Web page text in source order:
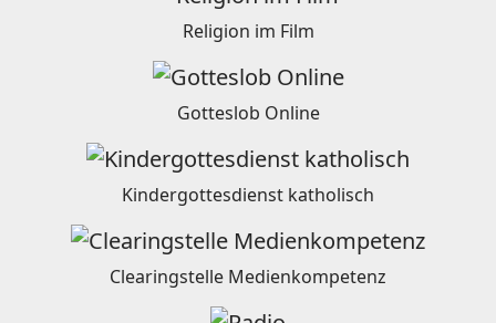
Religion im Film
Gotteslob Online
Kindergottesdienst katholisch
Clearingstelle Medienkompetenz